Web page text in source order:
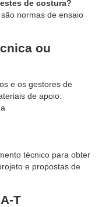
de costura?
normas de ensaio
ou
e os gestores de
de apoio:
técnico para obter
e propostas de
T